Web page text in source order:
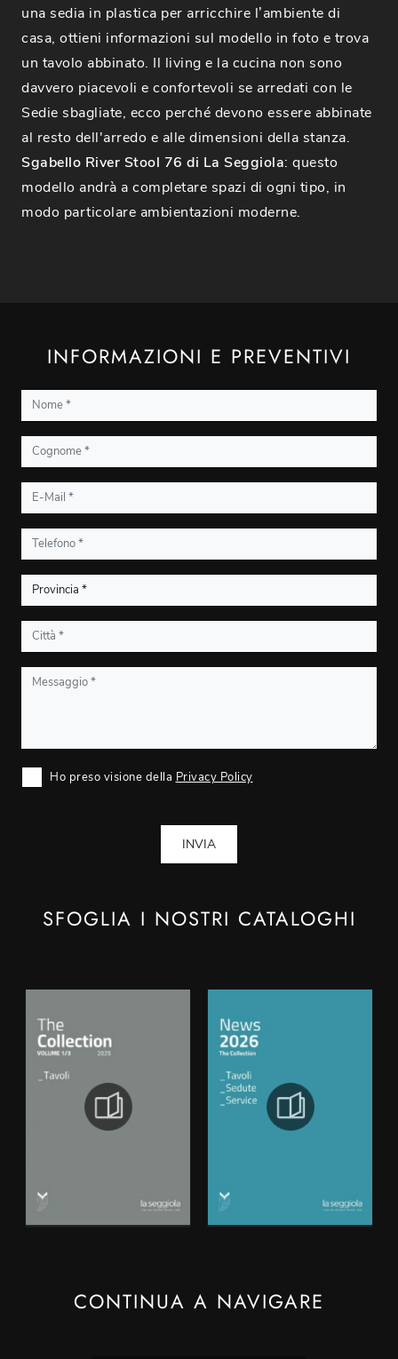
una sedia in plastica per arricchire l’ambiente di
casa, ottieni informazioni sul modello in foto e trova
un tavolo abbinato. Il living e la cucina non sono
davvero piacevoli e confortevoli se arredati con le
Sedie sbagliate, ecco perché devono essere abbinate
al resto dell'arredo e alle dimensioni della stanza.
Sgabello River Stool 76 di La Seggiola: questo
modello andrà a completare spazi di ogni tipo, in
modo particolare ambientazioni moderne.
SFOGLIA I NOSTRI CATALOGHI
CONTINUA A NAVIGARE
INFORMAZIONI E PREVENTIVI
Ho preso visione della Privacy Policy
INVIA